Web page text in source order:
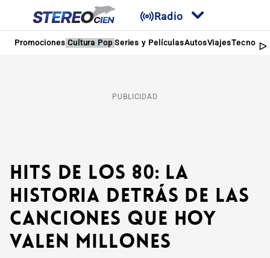
Radio
Promociones Cultura Pop Series y PelículasAutosViajes
PUBLICIDAD
Hits de los 80: La
historia detrás de las
canciones que hoy
valen millones